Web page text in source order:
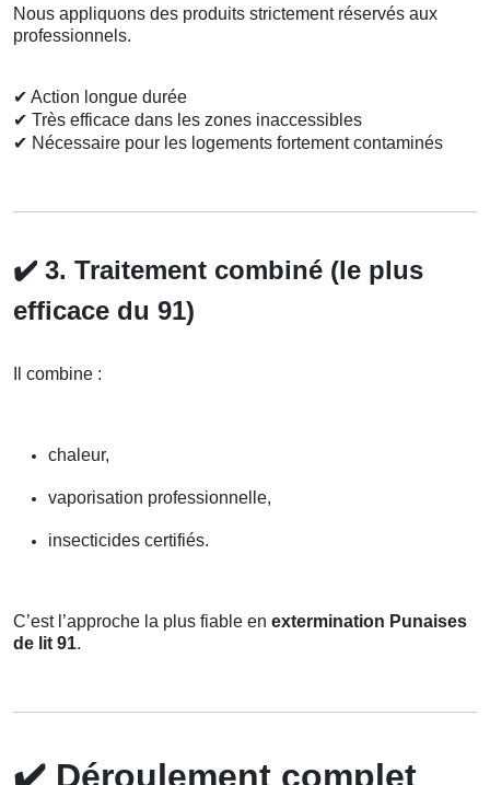
Nous appliquons des produits strictement réservés aux
professionnels.
✔ Action longue durée
✔ Très efficace dans les zones inaccessibles
✔ Nécessaire pour les logements fortement contaminés
✔️ 3. Traitement combiné (le plus
efficace du 91)
Il combine :
chaleur,
vaporisation professionnelle,
insecticides certifiés.
C’est l’approche la plus fiable en extermination Punaises
de lit 91.
✔️ Déroulement complet